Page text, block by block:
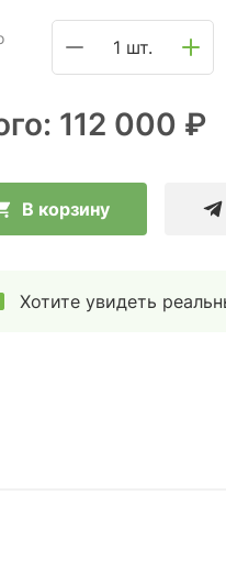
1 шт.
112 000 ₽
В корзину
Хотите увидеть